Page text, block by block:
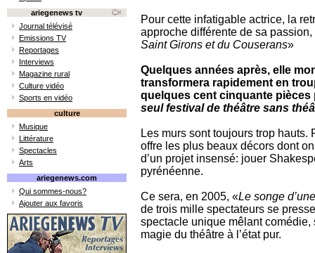
ariegenews tv
Journal télévisé
Emissions TV
Reportages
Interviews
Magazine rural
Culture vidéo
Sports en vidéo
culture
Musique
Littérature
Spectacles
Arts
ariegenews.com
Qui sommes-nous?
Ajouter aux favoris
Pour cette infatigable actrice, la
approche différente de sa
Saint Girons et du Couserans»
Quelques années après, elle
transformera rapidement en
quelques cent cinquante pièces
seul festival de théâtre sans
Les murs sont toujours trop
offre les plus beaux décors dont
d’un projet insensé: jouer
pyrénéenne.
Ce sera, en 2005, «Le songe
de trois mille spectateurs se
spectacle unique mêlant comédie,
magie du théâtre à l’état pur.